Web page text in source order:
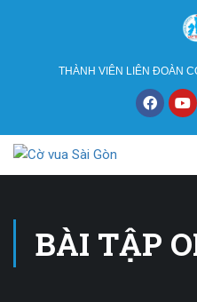
THÀNH VIÊN LIÊN ĐOÀN
BÀI TẬP